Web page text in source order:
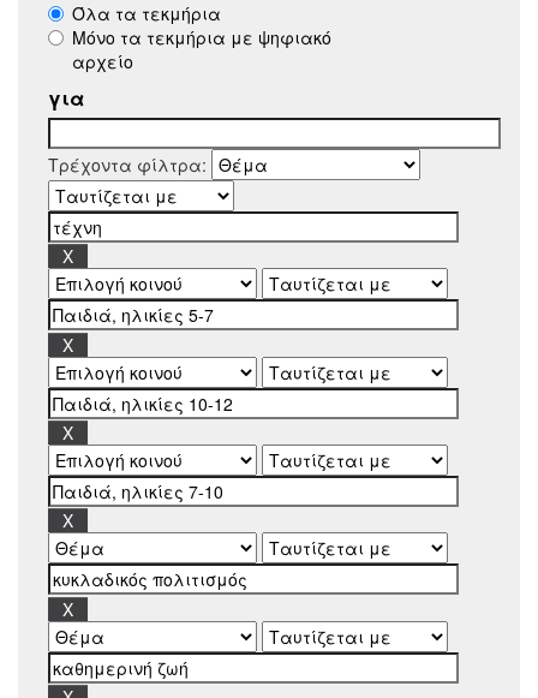
Όλα τα τεκμήρια
Μόνο τα τεκμήρια με ψηφιακό
αρχείο
για
Τρέχοντα φίλτρα: